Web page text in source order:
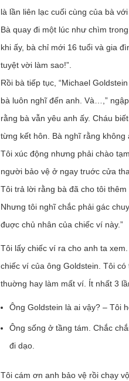
là lần liên lạc cuối cùng của bà với
Bà quay đi một lúc như chìm
khi ấy, bà chỉ mới 16 tuổi và gia
tuyệt vời làm sao!”.
Rồi bà tiếp tục, “Michael
bà luôn nghĩ đến anh. Và…,”
rằng bà vẫn yêu anh ấy. Cháu
từng kết hôn. Bà nghĩ rằng
Tôi xúc động nhưng phải chào
người bảo vệ ở ngay truớc cửa
Tôi trả lời rằng bà đã cho tôi
Nhưng tôi nghĩ chắc phải gác
đuợc chủ nhân của chiếc ví này.”
Tôi lấy chiếc ví ra cho anh ta
chiếc ví của ông Goldstein. Tôi
thuờng hay làm mất ví. Ít nhất 3
Ông Goldstein là ai vậy? – Tôi
Ông sống ở tầng tám. Chắc
đi dạo.
Tôi cám ơn anh bảo vệ rồi chạy